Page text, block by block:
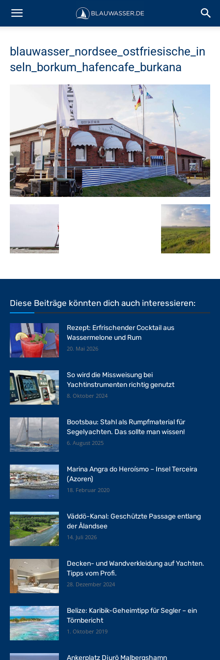
blauwasser_nordsee_ostfriesische_in
seln_borkum_hafencafe_burkana
Diese Beiträge könnten dich auch interessieren:
Rezept: Erfrischender Cocktail aus
Wassermelone und Rum
20. Mai 2026
So wird die Missweisung bei
Yachtinstrumenten richtig genutzt
8. Oktober 2024
Bootsbau: Stahl als Rumpfmaterial für
Segelyachten. Das sollte man wissen!
6. August 2025
Marina Angra do Heroísmo – Insel Terceira
(Azoren)
18. Februar 2020
Väddö-Kanal: Geschützte Passage entlang
der Ålandsee
14. Juli 2026
Decken- und Wandverkleidung auf Yachten.
Tipps vom Profi.
28. Dezember 2024
Belize: Karibik-Geheimtipp für Segler – ein
Törnbericht
1. Oktober 2019
Ankerplatz Djurö Malbergshamn